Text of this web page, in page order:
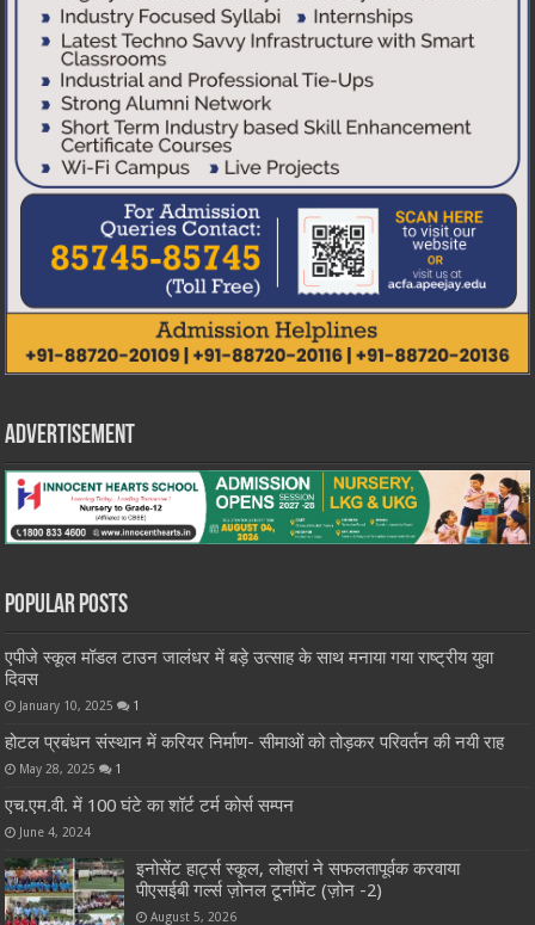
Advertisement
Popular Posts
एपीजे स्कूल मॉडल टाउन जालंधर में बड़े उत्साह के साथ मनाया गया राष्ट्रीय युवा
दिवस
January 10, 2025 1
होटल प्रबंधन संस्थान में करियर निर्माण- सीमाओं को तोड़कर परिवर्तन की नयी राह
May 28, 2025 1
एच.एम.वी. में 100 घंटे का शॉर्ट टर्म कोर्स सम्पन
June 4, 2024
इनोसेंट हार्ट्स स्कूल, लोहारां ने सफलतापूर्वक करवाया
पीएसईबी गर्ल्स ज़ोनल टूर्नामेंट (ज़ोन -2)
August 5, 2026